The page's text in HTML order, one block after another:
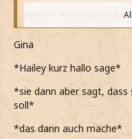
Bringst du mir auch
*sie frage und ihr
*sie sich dann auch
*überrascht bin als
aber ohne die Drinks*
Wo hast du die Drinks
Gina
*Hailey kurz hallo sage*
*sie dann aber sagt, dass
soll*
*das dann auch mache*